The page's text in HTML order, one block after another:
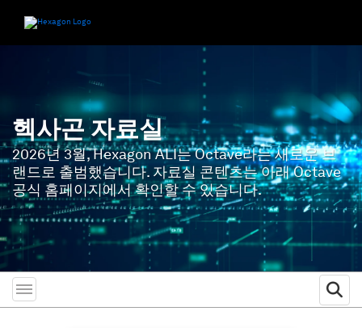
헥사곤 자료실
2026년 3월, Hexagon ALI는 Octave라는 새로운 브
랜드로 출범했습니다. 자료실 콘텐츠는 아래 Octave
공식 홈페이지에서 확인할 수 있습니다.
Toggle menubar